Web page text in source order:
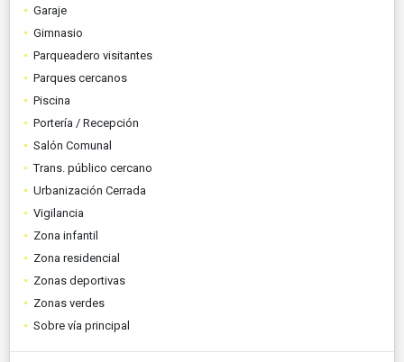
Garaje
Gimnasio
Parqueadero visitantes
Parques cercanos
Piscina
Portería / Recepción
Salón Comunal
Trans. público cercano
Urbanización Cerrada
Vigilancia
Zona infantil
Zona residencial
Zonas deportivas
Zonas verdes
Sobre vía principal